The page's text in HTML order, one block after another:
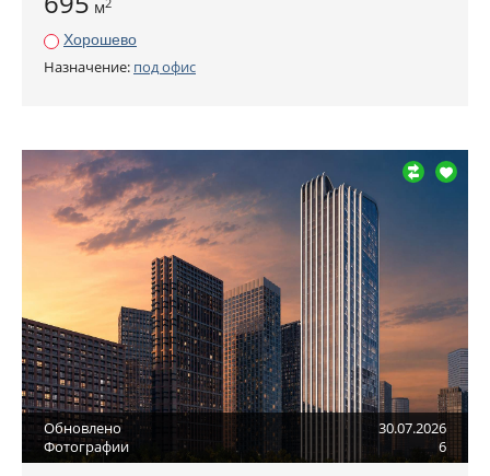
м
Хорошево
Назначение: под офис
Обновлено
30.07.2026
Фотографии
6